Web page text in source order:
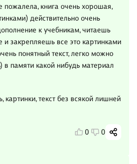
пожалела, книга очень хорошая,
действительно очень
к учебникам, читаешь
и закрепляешь все это картинками
понятный текст, легко можно
в памяти какой нибудь материал
картинки, текст без всякой лишней
0 0